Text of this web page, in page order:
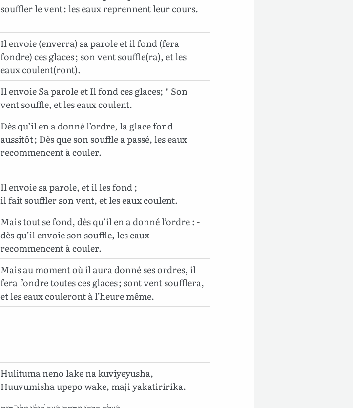
souffler le vent : les eaux reprennent leur cours.
Il envoie (enverra) sa parole et il fond (fera
fondre) ces glaces ; son vent souffle(ra), et les
eaux coulent(ront).
Il envoie Sa parole et Il fond ces glaces; * Son
vent souffle, et les eaux coulent.
Dès qu’il en a donné l’ordre, la glace fond
aussitôt ; Dès que son souffle a passé, les eaux
recommencent à couler.
Il envoie sa parole, et il les fond ;
il fait souffler son vent, et les eaux coulent.
Mais tout se fond, dès qu’il en a donné l’ordre : -
dès qu’il envoie son souffle, les eaux
recommencent à couler.
Mais au moment où il aura donné ses ordres, il
fera fondre toutes ces glaces ; sont vent soufflera,
et les eaux couleront à l’heure même.
Hulituma neno lake na kuviyeyusha,
Huuvumisha upepo wake, maji yakatiririka.